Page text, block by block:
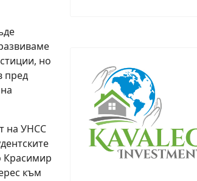
но
пред
на УНСС
Красимир
към